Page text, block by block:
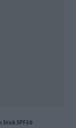
SPF50